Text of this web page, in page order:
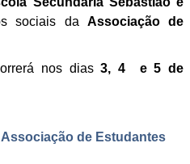
sociais da Associação de
nos dias3, 4 e 5 de
de Estudantes